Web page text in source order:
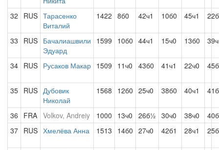
32
RUS Тарасенко
Виталий
1422 8б0 42ч1 10б0 45ч1
33 RUS Бачалиашвили
Эдуард
1599 10б0 44ч1 15ч0 13б0
34 RUS Русаков Макар 1509 11ч0 43б0 41ч1 22ч0
35 RUS Дубовик
Николай
1568 12б0 25ч0 38б0 40ч1
36 FRA Volkov, Andreiy 1000 13ч0 26б½ 30ч0 38ч0
37 RUS Хмелёва Анна 1513 14б0 27ч0 42б1 28ч1